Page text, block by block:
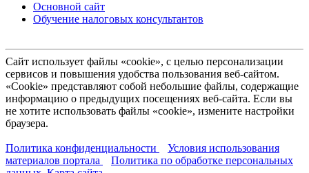
Основной сайт
Обучение налоговых консультантов
Сайт использует файлы «cookie», с целью персонализации
сервисов и повышения удобства пользования веб-сайтом.
«Cookie» представляют собой небольшие файлы, содержащие
информацию о предыдущих посещениях веб-сайта. Если вы
не хотите использовать файлы «cookie», измените настройки
браузера.
Политика конфиденциальности
Условия использования
материалов портала
Политика по обработке персональных